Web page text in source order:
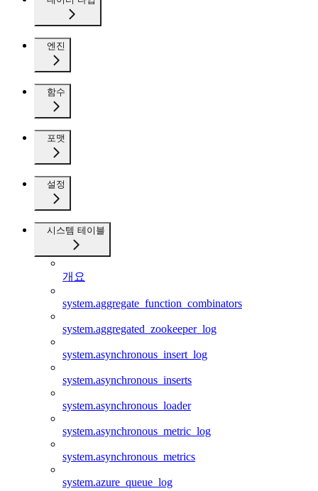
엔진
함수
포맷
설정
시스템 테이블
개요
system.aggregate_function_combinators
system.aggregated_zookeeper_log
system.asynchronous_insert_log
system.asynchronous_inserts
system.asynchronous_loader
system.asynchronous_metric_log
system.asynchronous_metrics
system.azure_queue_log